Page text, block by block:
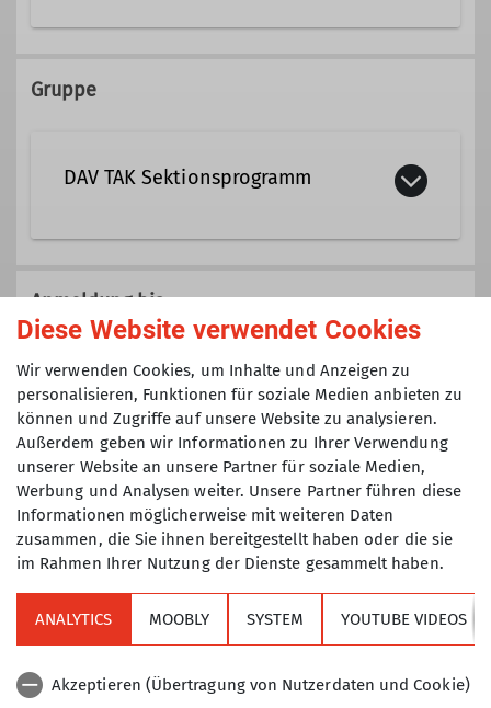
Qualifikationen
Ämter
Tourenführer
Gruppe
DAV TAK Sektionsprogramm
nicht einer speziellen Gruppe
(Senioren, Klettertreff, Mountainbike,
Anmeldung bis
Maximale Teilnehmeranzahl
6
Alpenverein
Diese Website verwendet Cookies
Wir verwenden Cookies, um Inhalte und Anzeigen zu
personalisieren, Funktionen für soziale Medien anbieten zu
können und Zugriffe auf unsere Website zu analysieren.
Außerdem geben wir Informationen zu Ihrer Verwendung
unserer Website an unsere Partner für soziale Medien,
Werbung und Analysen weiter. Unsere Partner führen diese
Informationen möglicherweise mit weiteren Daten
zusammen, die Sie ihnen bereitgestellt haben oder die sie
im Rahmen Ihrer Nutzung der Dienste gesammelt haben.
ANALYTICS MOOBLY SYSTEM YOUTUBE VIDEOS
Akzeptieren (Übertragung von Nutzerdaten und Cookie)